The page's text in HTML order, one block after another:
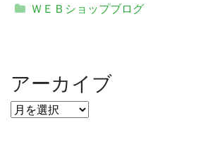
ＷＥＢショップブログ
アーカイブ
ア